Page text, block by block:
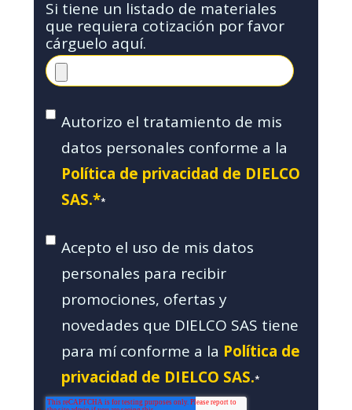
Si tiene un listado de materiales
que requiera cotización por favor
cárguelo aquí.
Autorizo el tratamiento de mis
datos personales conforme a la
Política de privacidad de DIELCO
SAS.**
Acepto el uso de mis datos
personales para recibir
promociones, ofertas y
novedades que DIELCO SAS tiene
para mí conforme a la Política de
privacidad de DIELCO SAS.*